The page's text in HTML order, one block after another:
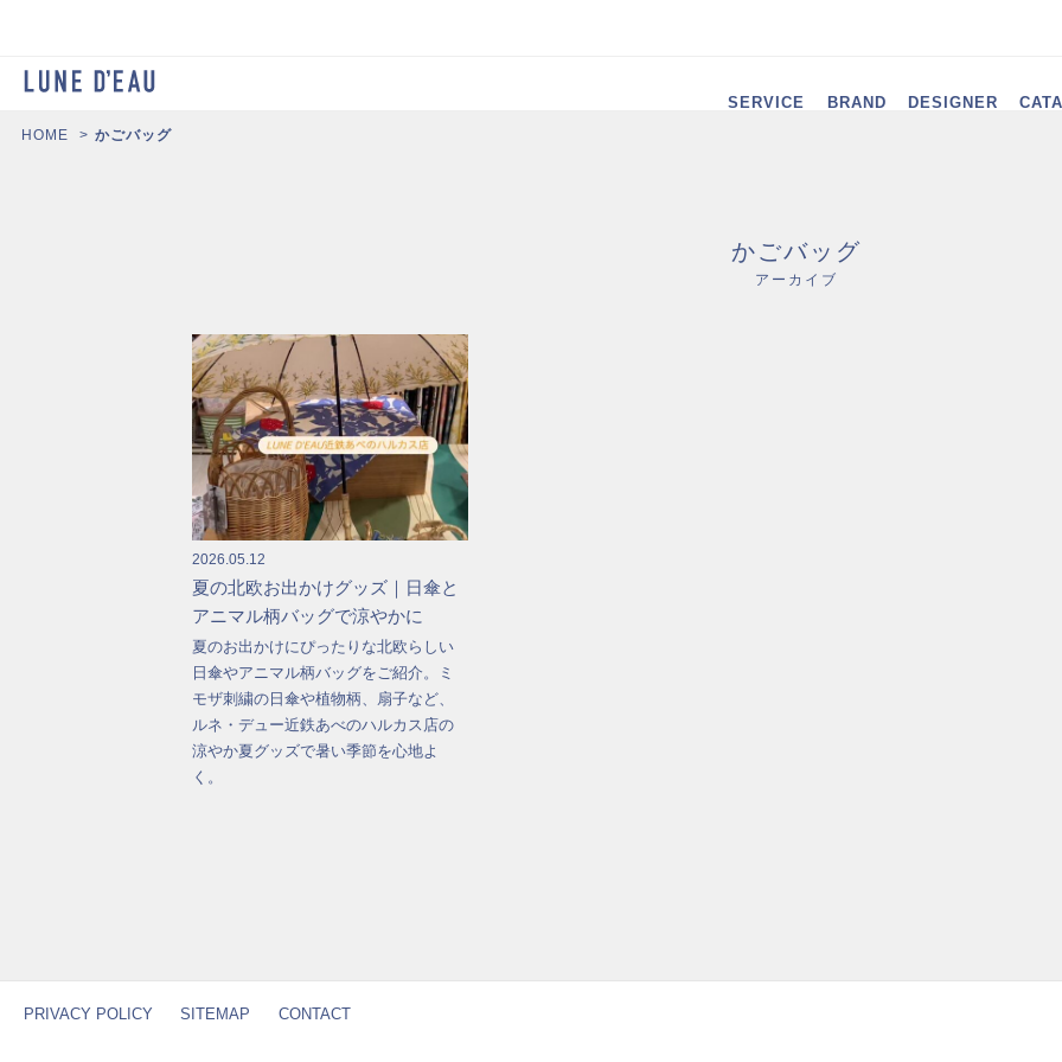
SERVICE BRAND DESIGNER
HOME かごバッグ
かごバッグ
アーカイブ
2026.05.12
夏の北欧お出かけグッズ｜日傘と
アニマル柄バッグで涼やかに
夏のお出かけにぴったりな北欧らしい
日傘やアニマル柄バッグをご紹介。ミ
モザ刺繍の日傘や植物柄、扇子など、
ルネ・デュー近鉄あべのハルカス店の
涼やか夏グッズで暑い季節を心地よ
く。
PRIVACY POLICY SITEMAP CONTACT